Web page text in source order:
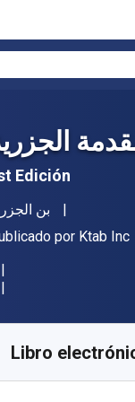
Edición
بن
por Ktab Inc
de referencia:
Libro